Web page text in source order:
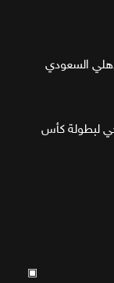
السعودي
لبطولة كأس
▣